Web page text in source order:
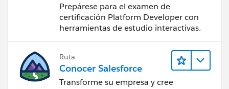
Prepárese para el examen de
certificación Platform Developer con
herramientas de estudio interactivas.
Ruta
Conocer Salesforce
Transforme su empresa y cree